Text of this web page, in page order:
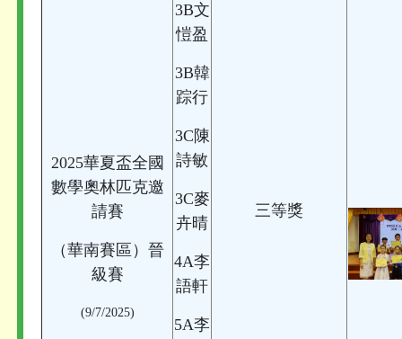
2025華夏盃全國
數學奧林匹克邀
請賽
（華南賽區）晉
級賽
(9/7/2025)
3B文
愷盈
3B韓
踪行
3C陳
詩敏
3C麥
卉晴
4A李
語軒
5A李
三等獎